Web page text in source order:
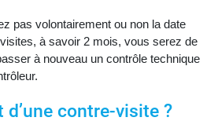
pas volontairement ou non la date
à savoir 2 mois, vous serez de
à nouveau un contrôle technique
d’une contre-visite ?